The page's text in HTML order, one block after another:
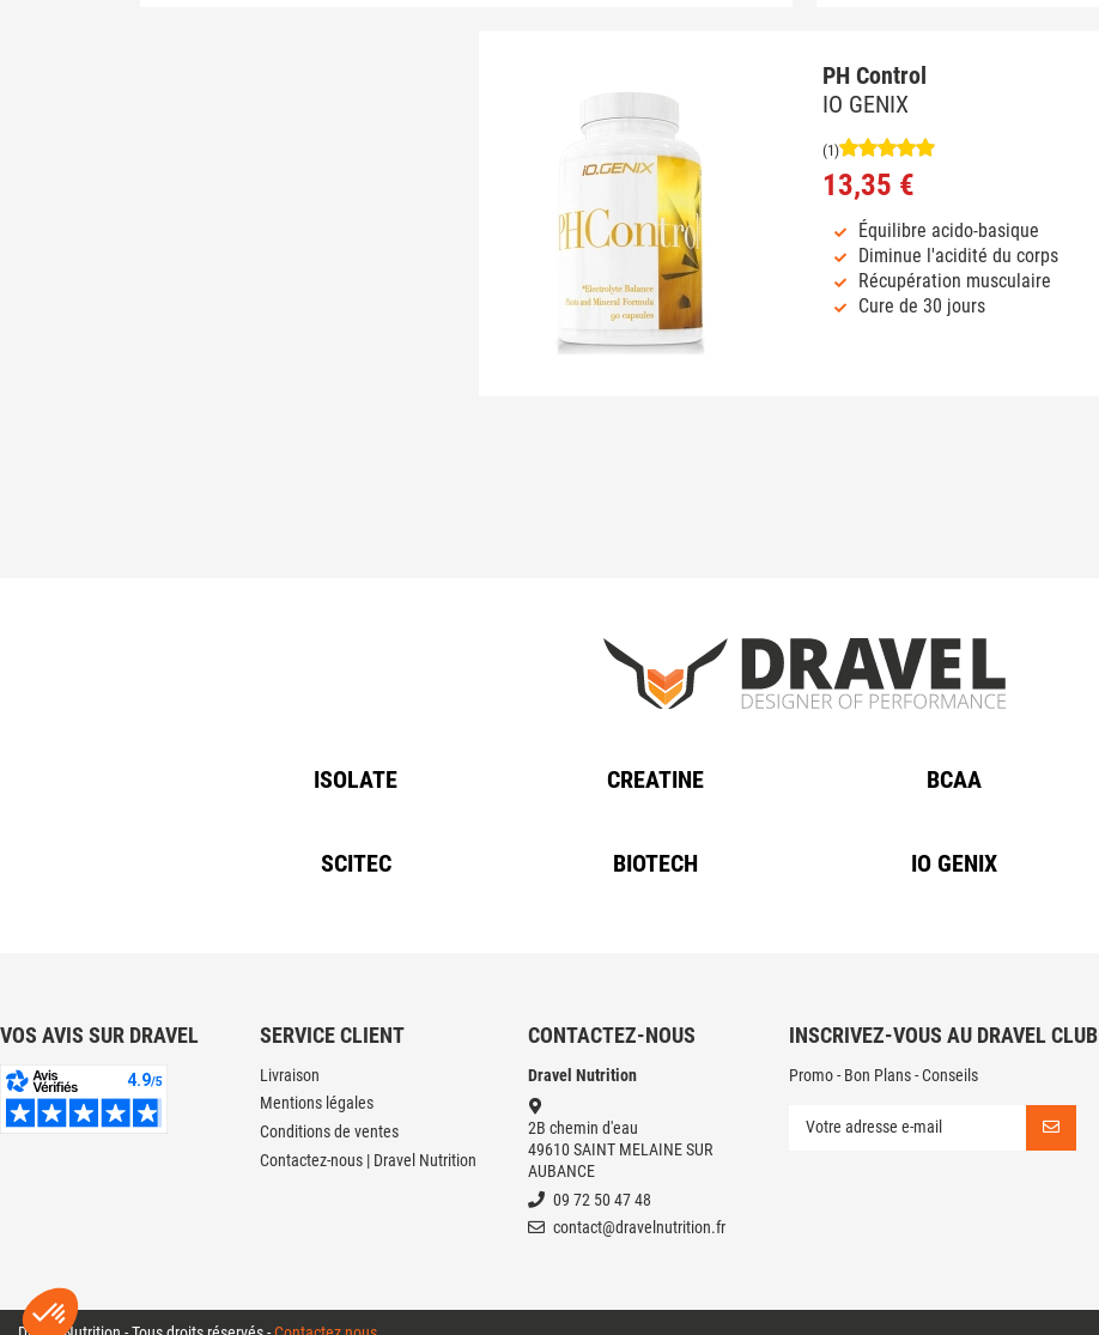
PH Control
IO GENIX
(1)
13,35 €
Équilibre acido-basique
Diminue l'acidité du corps
Récupération musculaire
Cure de 30 jours
ISOLATE CREATINE BCAA
SCITEC BIOTECH IO GENIX
VOS AVIS SUR DRAVEL SERVICE CLIENT
Livraison
Mentions légales
Conditions de ventes
Contactez-nous | Dravel Nutrition
CONTACTEZ-NOUS
Dravel Nutrition
2B chemin d'eau
49610 SAINT MELAINE SUR
AUBANCE
09 72 50 47 48
contact@dravelnutrition.fr
INSCRIVEZ-VOUS AU DRAVEL CLUB
Promo - Bon Plans - Conseils